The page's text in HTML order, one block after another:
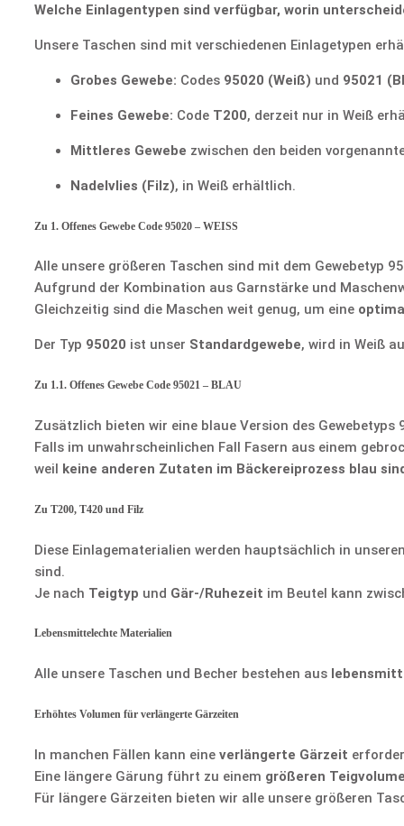
Welche Einlagentypen sind verfügbar, worin
Unsere Taschen sind mit verschiedenen Einlagetypen
Grobes Gewebe: Codes 95020 (Weiß) und 95021
Feines Gewebe: Code T200, derzeit nur in Weiß
Mittleres Gewebe zwischen den beiden
Nadelvlies (Filz), in Weiß erhältlich.
Zu 1. Offenes Gewebe Code 95020 – WEISS
Alle unsere größeren Taschen sind mit dem Gewebetyp
Aufgrund der Kombination aus Garnstärke und
Gleichzeitig sind die Maschen weit genug, um eine
Der Typ 95020 ist unser Standardgewebe, wird in Weiß
Zu 1.1. Offenes Gewebe Code 95021 – BLAU
Zusätzlich bieten wir eine blaue Version des Gewebetyps
Falls im unwahrscheinlichen Fall Fasern aus einem
weil keine anderen Zutaten im Bäckereiprozess blau
Zu T200, T420 und Filz
Diese Einlagematerialien werden hauptsächlich in
sind.
Je nach Teigtyp und Gär-/Ruhezeit im Beutel kann
Lebensmittelechte Materialien
Alle unsere Taschen und Becher bestehen aus
Erhöhtes Volumen für verlängerte Gärzeiten
In manchen Fällen kann eine verlängerte Gärzeit
Eine längere Gärung führt zu einem größeren
Für längere Gärzeiten bieten wir alle unsere größeren